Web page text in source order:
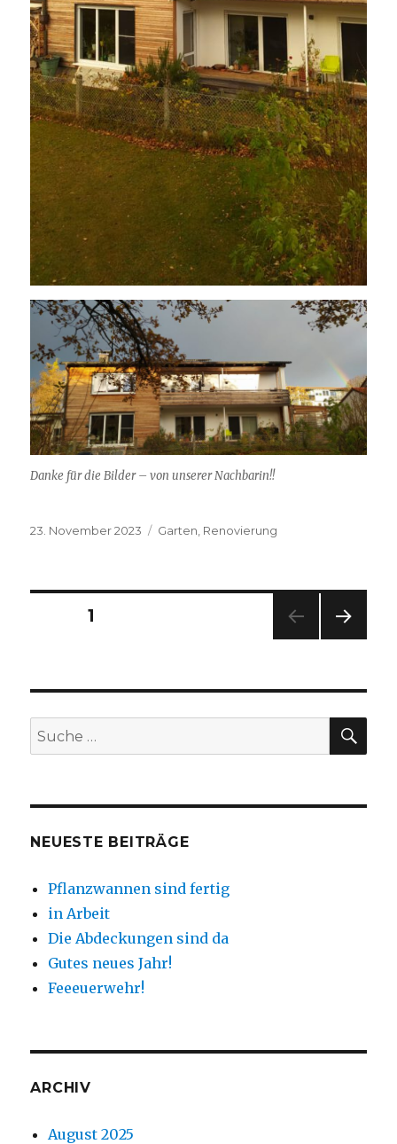
Danke für die Bilder – von unserer Nachbarin!!
Veröffentlicht
23. November 2023 Kategorien
Garten, Renovierung
Beitragsnavigation
SEITE1
E
Suche
nach:
NEUESTE BEITRÄGE
Pflanzwannen sind fertig
in Arbeit
Die Abdeckungen sind da
Gutes neues Jahr!
Feeeuerwehr!
ARCHIV
August 2025